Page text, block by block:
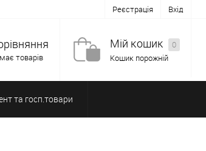
Реєстрація Вхід
товарів
Мій кошик
0
Кошик порожній
та госп.товари